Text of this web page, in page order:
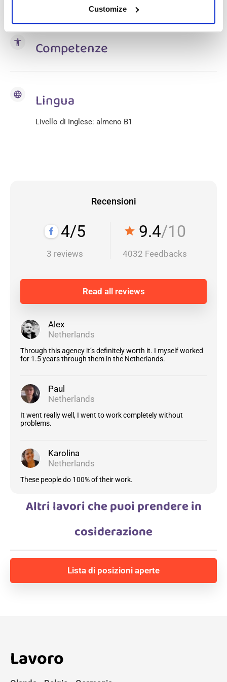
Customize
accessibility Competenze
language Lingua
Livello di Inglese: almeno B1
Recensioni
4/5
3 reviews
star 9.4/10
4032 Feedbacks
Read all reviews
Alex
Netherlands
Through this agency it’s definitely worth it. I myself worked
for 1.5 years through them in the Netherlands.
Paul
Netherlands
It went really well, I went to work completely without
problems.
Karolina
Netherlands
These people do 100% of their work.
Altri lavori che puoi prendere in
cosiderazione
Lista di posizioni aperte
Lavoro